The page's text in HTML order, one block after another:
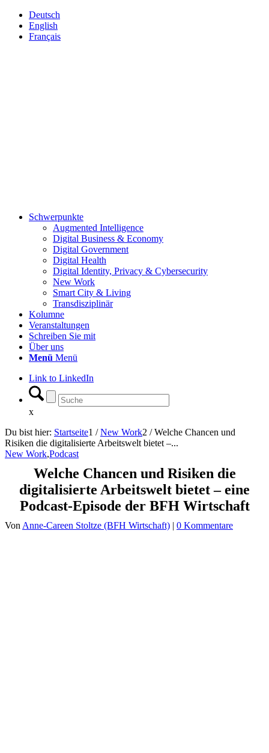
Deutsch
English
Français
Schwerpunkte
Augmented Intelligence
Digital Business & Economy
Digital Government
Digital Health
Digital Identity, Privacy & Cybersecurity
New Work
Smart City & Living
Transdisziplinär
Kolumne
Veranstaltungen
Schreiben Sie mit
Über uns
Menü Menü
Link to LinkedIn
x
Du bist hier: Startseite1 / New Work2 / Welche Chancen und
Risiken die digitalisierte Arbeitswelt bietet –...
New Work,Podcast
Welche Chancen und Risiken die
digitalisierte Arbeitswelt bietet – eine
Podcast-Episode der BFH Wirtschaft
Von Anne-Careen Stoltze (BFH Wirtschaft) | 0 Kommentare